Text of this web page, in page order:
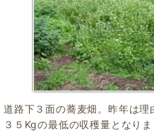
道路下３面の蕎麦畑。昨年は理
３５Kgの最低の収穫量となり